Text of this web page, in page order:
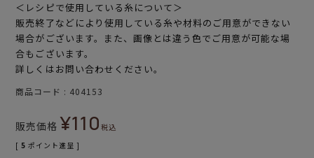
＜レシピで使用している糸について＞
販売終了などにより使用している糸や材料のご用意ができない
場合がございます。また、画像とは違う色でご用意が可能な場
合もございます。
詳しくはお問い合わせください。
商品コード 404153
販売価格 ¥110税込
[ 5 ポイント進呈 ]